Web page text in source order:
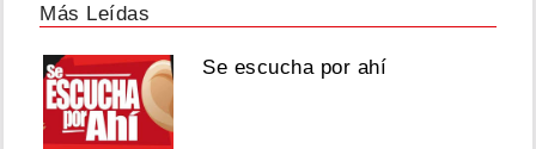
Más Leídas
Se escucha por ahí